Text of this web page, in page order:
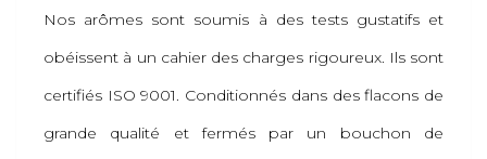
Nos arômes sont soumis à des tests gustatifs et
obéissent à un cahier des charges rigoureux. Ils sont
certifiés ISO 9001. Conditionnés dans des flacons de
grande qualité et fermés par un bouchon de